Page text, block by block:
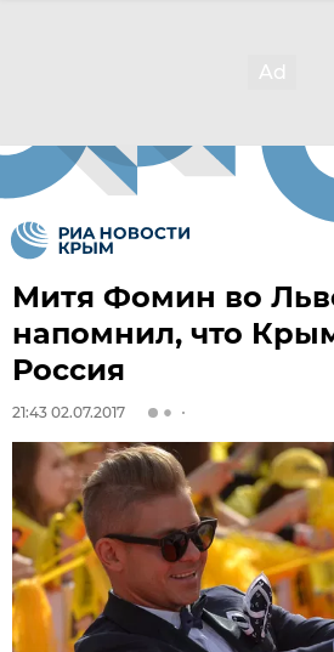
Митя Фомин во
напомнил, что
Россия
21:43 02.07.2017